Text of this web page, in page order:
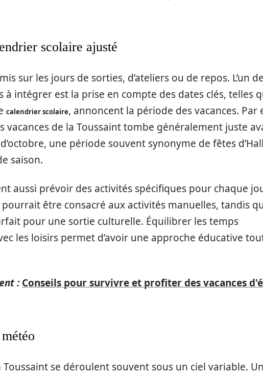
scolaire ajusté
sur les jours de sorties, d’ateliers ou de repos. L’un
à intégrer est la prise en compte des dates clés, telles
calendrier scolaire, annoncent la période des vacances. Par
vacances de la Toussaint tombe généralement juste
une période souvent synonyme de fêtes
saison.
aussi prévoir des activités spécifiques pour chaque
être consacré aux activités manuelles, tandis
pour une sortie culturelle. Équilibrer les temps
les loisirs permet d’avoir une approche éducative
: Conseils pour survivre et profiter des vacances
Toussaint se déroulent souvent sous un ciel variable.